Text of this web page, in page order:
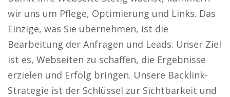
wir uns um Pflege, Optimierung und Links. Das
Einzige, was Sie übernehmen, ist die
Bearbeitung der Anfragen und Leads. Unser Ziel
ist es, Webseiten zu schaffen, die Ergebnisse
erzielen und Erfolg bringen. Unsere Backlink-
Strategie ist der Schlüssel zur Sichtbarkeit und